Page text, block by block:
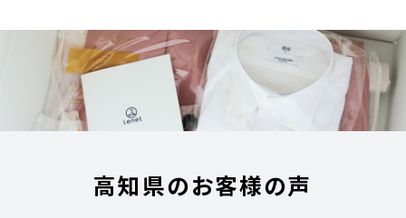
高知県のお客様の声